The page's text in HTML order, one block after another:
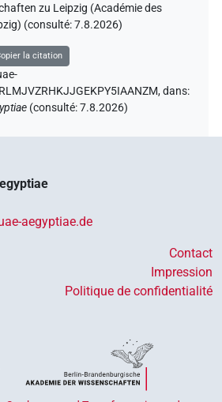
zu Leipzig (Académie des
(consulté:7.8.2026)
la citation
dans:
(consulté:7.8.2026)
aegyptiae.de
Contact
Impression
Politique de confidentialité